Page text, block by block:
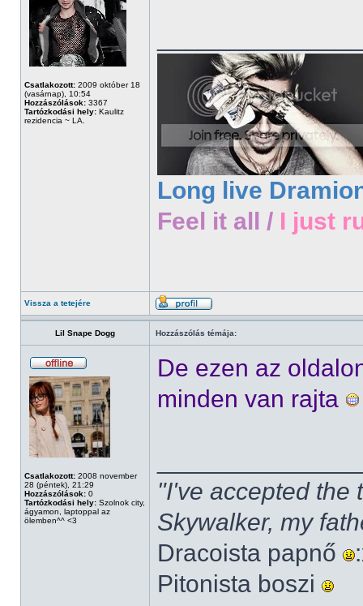
Csatlakozott: 2009 október 18
(vasárnap), 10:54
Hozzászólások: 3367
Tartózkodási hely: Kaulitz
rezidencia ~ LA.
Long live
Feel it all / I just
Vissza a tetejére
Lil Snape Dogg Hozzászólás témája:
Csatlakozott: 2008 november
28 (péntek), 21:29
Hozzászólások: 0
Tartózkodási hely: Szolnok city,
ágyamon, laptoppal az
ölemben^^ <3
De ezen az
minden van rajta
"I've accepted the
Skywalker, my
Dracoista papnő
Pitonista boszi